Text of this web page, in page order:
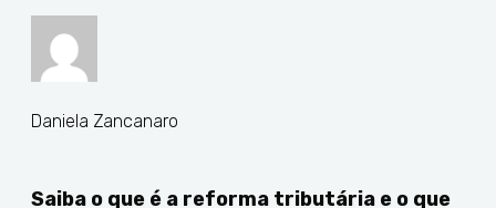
Daniela Zancanaro
Saiba o que é a reforma tributária e o que